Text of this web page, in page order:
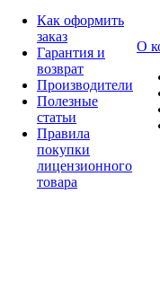
Как оформить
заказ
Гарантия и
возврат
Производители
Полезные
статьи
Правила
покупки
лицензионного
товара
О